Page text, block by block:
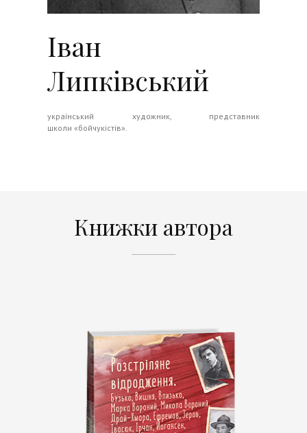
Іван
Липківський
український художник, представник
школи «бойчукістів».
Книжки автора